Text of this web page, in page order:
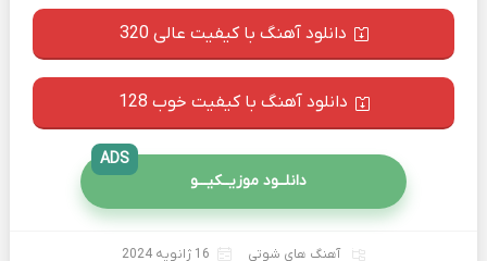
دانلود آهنگ با کیفیت عالی 320
دانلود آهنگ با کیفیت خوب 128
دانلــود موزیــکیـــو
ADS
آهنگ های شوتی 16 ژانویه 2024